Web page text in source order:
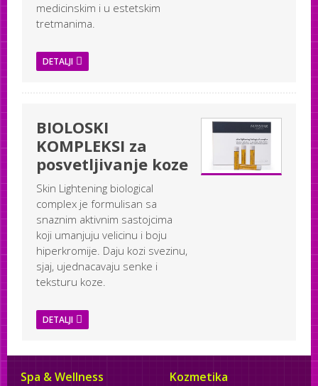
medicinskim i u estetskim
tretmanima.
DETALJI
BIOLOSKI
KOMPLEKSI za
posvetljivanje koze
Skin Lightening biological
complex je formulisan sa
snaznim aktivnim sastojcima
koji umanjuju velicinu i boju
hiperkromije. Daju kozi svezinu,
sjaj, ujednacavaju senke i
teksturu koze.
DETALJI
Spa & Wellness
Kozmetika